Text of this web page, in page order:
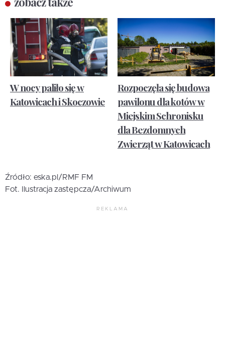
W nocy paliło się w
Katowicach i Skoczowie
Rozpoczęła się budowa
pawilonu dla kotów w
Miejskim Schronisku
dla Bezdomnych
Zwierząt w Katowicach
Źródło: eska.pl/RMF FM
Fot. Ilustracja zastępcza/Archiwum
REKLAMA